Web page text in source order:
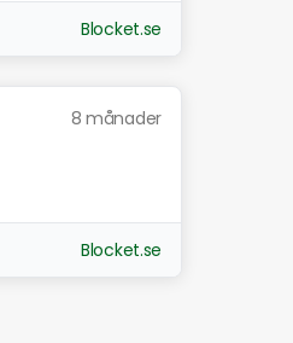
Blocket.se
8 månader
Blocket.se